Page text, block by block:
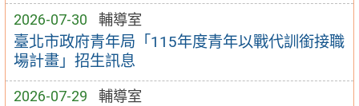
2026-07-30 輔導室
臺北市政府青年局「115年度青年以戰代訓銜接職
場計畫」招生訊息
2026-07-29 輔導室